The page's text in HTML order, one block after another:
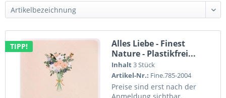
TIPP!
Alles Liebe - Finest
Nature - Plastikfrei...
Inhalt3 Stück
Artikel-Nr.: Fine.785-2004
Preise sind erst nach der